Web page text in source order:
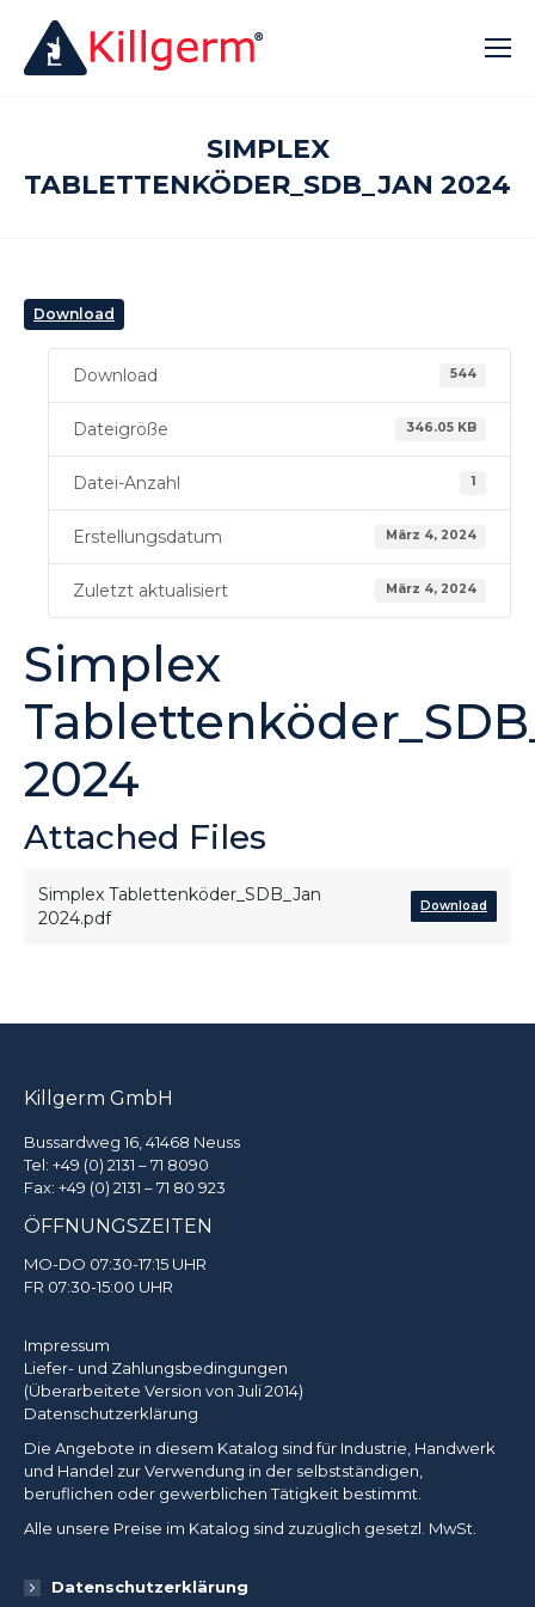
SIMPLEX
TABLETTENKÖDER_SDB_JAN 2024
Download
Download 544
Dateigröße 346.05 KB
Datei-Anzahl 1
Erstellungsdatum März 4, 2024
Zuletzt aktualisiert März 4, 2024
Simplex
2024
Attached Files
Simplex Tablettenköder_SDB_Jan
2024.pdf
Download
Killgerm GmbH
Bussardweg 16, 41468 Neuss
Tel: +49 (0) 2131 – 71 8090
Fax: +49 (0) 2131 – 71 80 923
ÖFFNUNGSZEITEN
MO-DO 07:30-17:15 UHR
FR 07:30-15:00 UHR
Impressum
Liefer- und Zahlungsbedingungen
(Überarbeitete Version von Juli 2014)
Datenschutzerklärung
Die Angebote in diesem Katalog sind für Industrie, Handwerk
und Handel zur Verwendung in der selbstständigen,
beruflichen oder gewerblichen Tätigkeit bestimmt.
Alle unsere Preise im Katalog sind zuzüglich gesetzl. MwSt.
Datenschutzerklärung